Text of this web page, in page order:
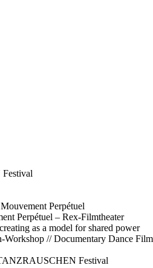
Perpétuel
Perpétuel – Rex-Filmtheater
as a model for shared power
Workshop // Documentary Dance
Festival